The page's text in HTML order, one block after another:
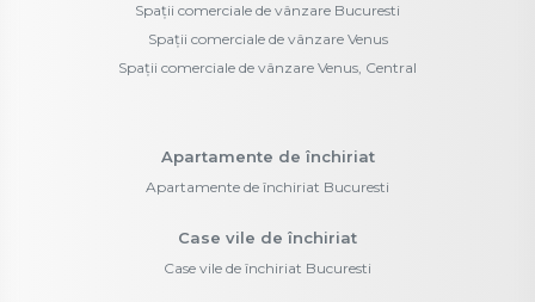
Spații comerciale de vânzare Bucuresti
Spații comerciale de vânzare Venus
Spații comerciale de vânzare Venus, Central
Apartamente de închiriat
Apartamente de închiriat Bucuresti
Case vile de închiriat
Case vile de închiriat Bucuresti